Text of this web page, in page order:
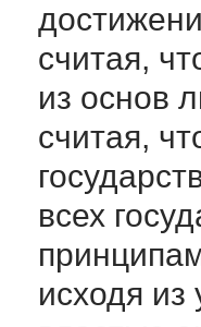
считая,
из основ
считая,
всех
исходя